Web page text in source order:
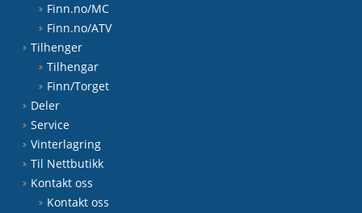
Finn.no/MC
Finn.no/ATV
Tilhenger
Tilhengar
Finn/Torget
Deler
Service
Vinterlagring
Til Nettbutikk
Kontakt oss
Kontakt oss